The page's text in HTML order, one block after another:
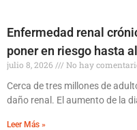
Enfermedad renal
poner en riesgo hasta
julio 8, 2026
No hay
Cerca de tres millones de
daño renal. El aumento de la
Leer Más »